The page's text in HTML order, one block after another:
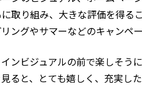
取り組み、大きな評価を得る
ングやサマーなどのキャンペ
ンビジュアルの前で楽しそう
ると、とても嬉しく、充実した